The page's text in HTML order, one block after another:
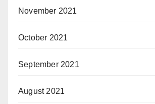
November 2021
October 2021
September 2021
August 2021